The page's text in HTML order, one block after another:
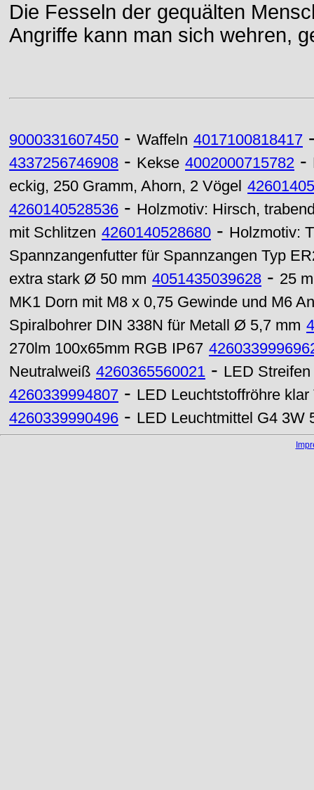
Die Fesseln der gequälten
Angriffe kann man sich wehren,
9000331607450 - Waffeln 4017100818417
4337256746908 - Kekse 4002000715782 -
eckig, 250 Gramm, Ahorn, 2 Vögel
4260140528536 - Holzmotiv: Hirsch,
mit Schlitzen 4260140528680 - Holzmotiv:
Spannzangenfutter für Spannzangen Typ
extra stark Ø 50 mm 4051435039628 - 25
MK1 Dorn mit M8 x 0,75 Gewinde und M6
Spiralbohrer DIN 338N für Metall Ø 5,7 mm
270lm 100x65mm RGB IP67
Neutralweiß 4260365560021 - LED
4260339994807 - LED Leuchtstoffröhre
4260339990496 - LED Leuchtmittel G4 3W